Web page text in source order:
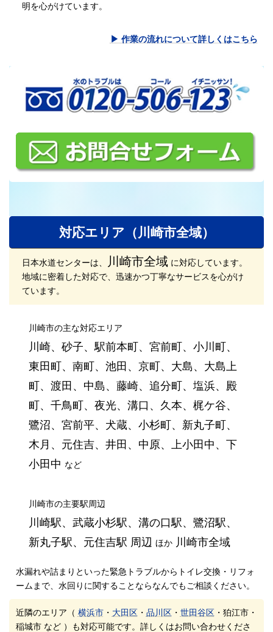
明を心がけています。
▶ 作業の流れについて詳しくはこちら
対応エリア（川崎市全域）
日本水道センターは、 川崎市全域 に対応しています。
地域に密着した対応で、迅速かつ丁寧なサービスを心がけ
ています。
川崎市の主な対応エリア
川崎、砂子、駅前本町、宮前町、小川町、
東田町、南町、池田、京町、大島、大島上
町、渡田、中島、藤崎、追分町、塩浜、殿
町、千鳥町、夜光、溝口、久本、梶ケ谷、
鷺沼、宮前平、犬蔵、小杉町、新丸子町、
木月、元住吉、井田、中原、上小田中、下
小田中 など
川崎市の主要駅周辺
川崎駅、武蔵小杉駅、溝の口駅、鷺沼駅、
新丸子駅、元住吉駅 周辺 ほか川崎市全域
水漏れや詰まりといった緊急トラブルからトイレ交換・リフォ
ームまで、水回りに関することならなんでもご相談ください。
近隣のエリア（ 横浜市・ 大田区・ 品川区・ 世田谷区・狛江市・
稲城市 など ）も対応可能です。詳しくはお問い合わせくださ